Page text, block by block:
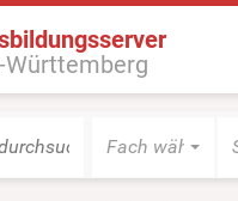
Württemberg
Fach wählen